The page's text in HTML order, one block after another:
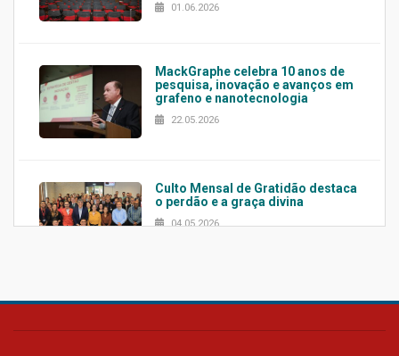
01.06.2026
MackGraphe celebra 10 anos de
pesquisa, inovação e avanços em
grafeno e nanotecnologia
22.05.2026
Culto Mensal de Gratidão destaca
o perdão e a graça divina
04.05.2026
Confira como foi o culto mensal